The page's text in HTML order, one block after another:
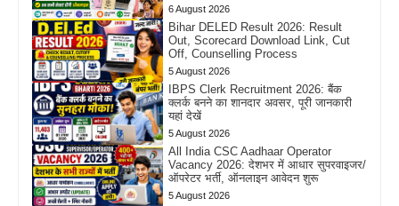
6 August 2026
Bihar DELED Result 2026: Result
Out, Scorecard Download Link, Cut
Off, Counselling Process
5 August 2026
IBPS Clerk Recruitment 2026: बैंक
क्लर्क बनने का शानदार अवसर, पूरी जानकारी
यहां देखें
5 August 2026
All India CSC Aadhaar Operator
Vacancy 2026: देशभर में आधार सुपरवाइजर/
ऑपरेटर भर्ती, ऑनलाइन आवेदन शुरू
5 August 2026